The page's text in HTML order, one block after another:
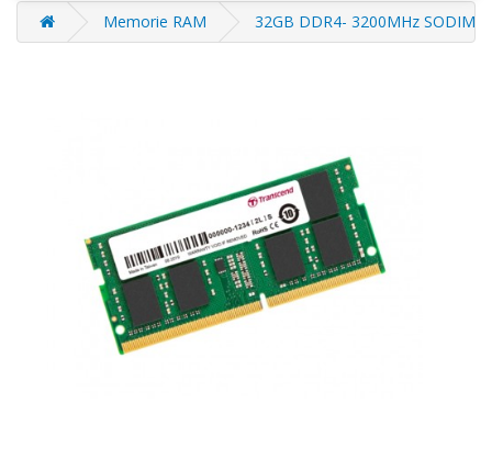
Memorie RAM 32GB DDR4- 3200MHz